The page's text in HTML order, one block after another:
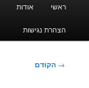
ראשי אודות
הצהרת נגישות
ניווט
→ הקודם